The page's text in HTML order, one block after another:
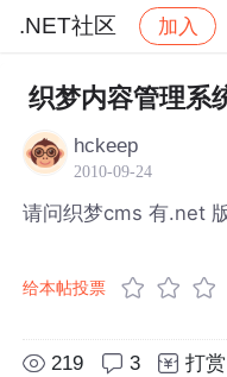
.NET社区 加入
社区 .NET社区
织梦内容管理系
hckeep
2010-09-24
请问织梦cms 有.net
给本帖投票
219 3 打赏